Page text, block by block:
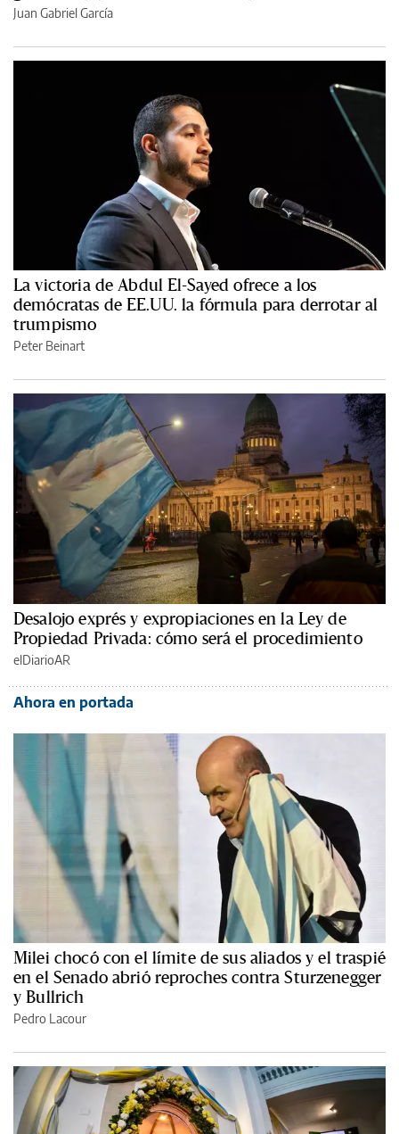
Juan Gabriel García
La victoria de Abdul El-Sayed ofrece a los
demócratas de EE.UU. la fórmula para derrotar al
trumpismo
Peter Beinart
Desalojo exprés y expropiaciones en la Ley de
Propiedad Privada: cómo será el procedimiento
elDiarioAR
Ahora en portada
Milei chocó con el límite de sus aliados y el traspié
en el Senado abrió reproches contra Sturzenegger
y Bullrich
Pedro Lacour